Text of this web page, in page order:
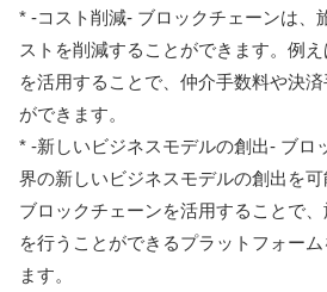
* -コスト削減- ブロックチェーンは、
ストを削減することができます。例
を活用することで、仲介手数料や決
ができます。
* -新しいビジネスモデルの創出- ブロ
界の新しいビジネスモデルの創出を可
ブロックチェーンを活用することで
を行うことができるプラットフォー
ます。